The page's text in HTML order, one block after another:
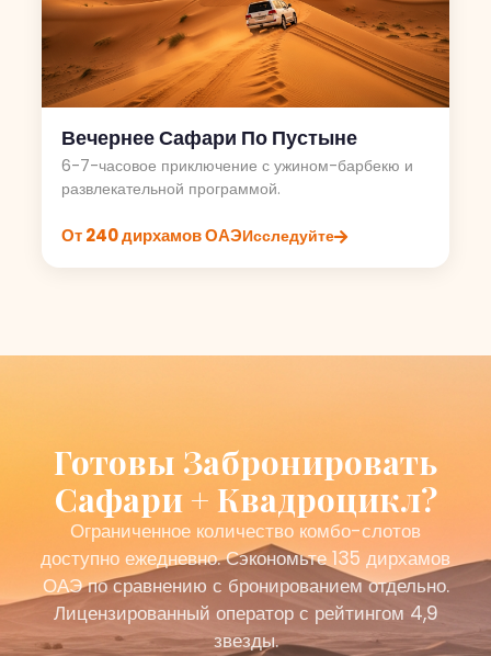
Вечернее Сафари По Пустыне
6-7-часовое приключение с ужином-барбекю и
развлекательной программой.
От 240 дирхамов ОАЭИсследуйте
Готовы Забронировать
Сафари + Квадроцикл?
Ограниченное количество комбо-слотов
доступно ежедневно. Сэкономьте 135 дирхамов
ОАЭ по сравнению с бронированием отдельно.
Лицензированный оператор с рейтингом 4,9
звезды.